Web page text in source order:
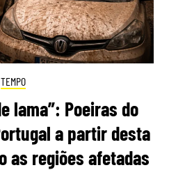
TEMPO
lama”: Poeiras do
a partir desta
as regiões afetadas